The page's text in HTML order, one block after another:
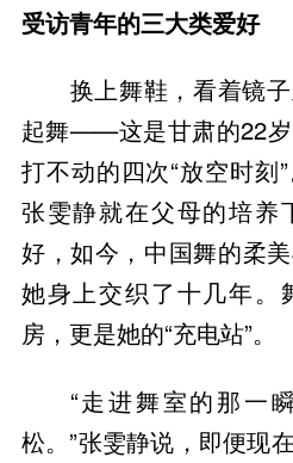
受访青年的三大类爱好
换上舞鞋，看着镜
起舞——这是甘肃的22
打不动的四次“放空时刻
张雯静就在父母的培养
好，如今，中国舞的柔
她身上交织了十几年。
房，更是她的“充电站”。
“走进舞室的那一
松。”张雯静说，即便现